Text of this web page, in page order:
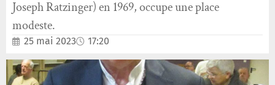
Joseph Ratzinger) en 1969, occupe une place
modeste.
25 mai 2023 17:20